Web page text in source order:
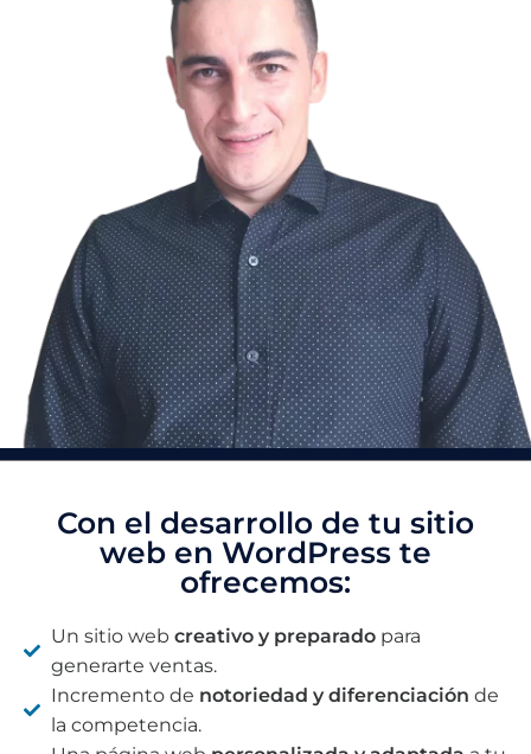
Con el desarrollo de tu sitio
web en WordPress te
ofrecemos:
Un sitio web creativo y preparadopara
generarte ventas.
Incremento de notoriedad y diferenciación de
la competencia.